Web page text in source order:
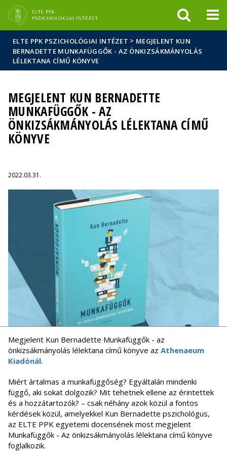
sajtóban
ELTE PPK PSZICHOLÓGIAI INTÉZET > MEGJELENT KUN
BERNADETTE MUNKAFÜGGŐK - AZ ÖNKIZSÁKMÁNYOLÁS
LÉLEKTANA CÍMŰ KÖNYVE
MEGJELENT KUN BERNADETTE
MUNKAFÜGGŐK - AZ
ÖNKIZSÁKMÁNYOLÁS LÉLEKTANA CÍMŰ
KÖNYVE
2022.03.31.
Megjelent Kun Bernadette Munkafüggők - az
önkizsákmányolás lélektana című könyve az Athenaeum
Kiadónál.
Miért ártalmas a munkafüggőség? Egyáltalán mindenki
függő, aki sokat dolgozik? Mit tehetnek ellene az érintettek
és a hozzátartozók? – csak néhány azok közül a fontos
kérdések közül, amelyekkel Kun Bernadette pszichológus,
az ELTE PPK egyetemi docensének most megjelent
Munkafüggők - Az önkizsákmányolás lélektana című könyve
foglalkozik.